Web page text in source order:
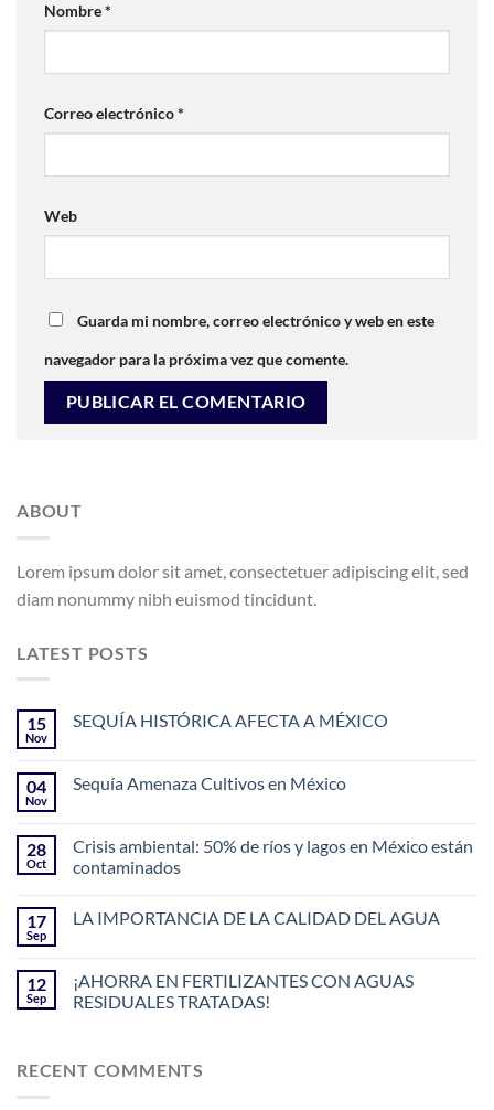
Nombre*
Correo electrónico*
Web
Guarda mi nombre, correo electrónico y web en este
navegador para la próxima vez que comente.
ABOUT
Lorem ipsum dolor sit amet, consectetuer adipiscing elit, sed
diam nonummy nibh euismod tincidunt.
LATEST POSTS
15
Nov
SEQUÍA HISTÓRICA AFECTA A MÉXICO
04
Nov
Sequía Amenaza Cultivos en México
28
Oct
Crisis ambiental: 50% de ríos y lagos en México están
contaminados
17
Sep
LA IMPORTANCIA DE LA CALIDAD DEL AGUA
12
Sep
¡AHORRA EN FERTILIZANTES CON AGUAS
RESIDUALES TRATADAS!
RECENT COMMENTS